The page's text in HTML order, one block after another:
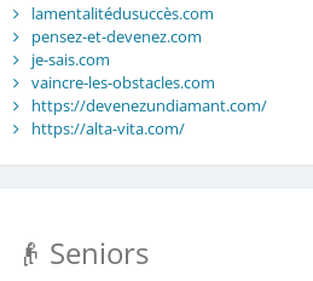
lamentalitédusuccès.com
pensez-et-devenez.com
je-sais.com
vaincre-les-obstacles.com
https://devenezundiamant.com/
https://alta-vita.com/
👴 Seniors